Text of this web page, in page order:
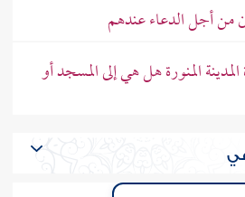
من أجل الدعاء عندهم
المدينة المنورة هل هي إلى المسجد أو